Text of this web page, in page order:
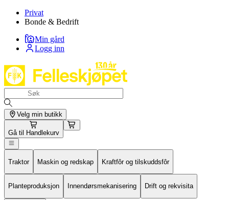
Privat
Bonde & Bedrift
Min gård
Logg inn
Velg min butikk
Gå til Handlekurv
Traktor Maskin og redskap Kraftfôr og tilskuddsfôr
Planteproduksjon Innendørsmekanisering Drift og rekvisita